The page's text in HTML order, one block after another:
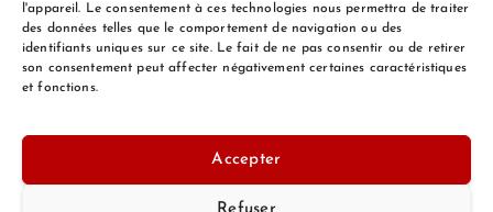
l'appareil. Le consentement à ces technologies nous permettra de traiter
des données telles que le comportement de navigation ou des
identifiants uniques sur ce site. Le fait de ne pas consentir ou de retirer
son consentement peut affecter négativement certaines caractéristiques
et fonctions.
Accepter
Refuser
Mentions Légales